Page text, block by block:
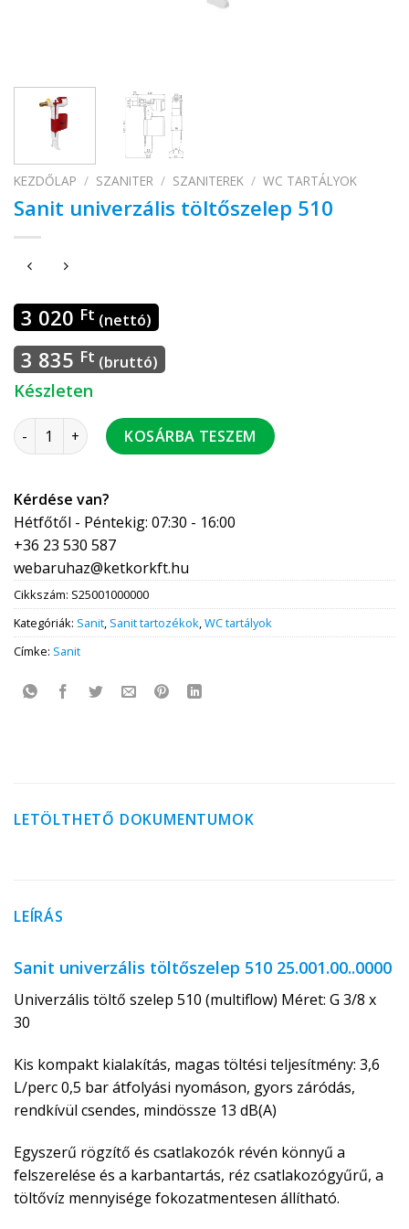
KEZDŐLAP / SZANITER / SZANITEREK / WC TARTÁLYOK
Sanit univerzális töltőszelep 510
3 020 Ft (nettó)
3 835 Ft (bruttó)
Készleten
Sanit univerzális töltőszelep 510 mennyiség
KOSÁRBA TESZEM
Kérdése van?
Hétfőtől - Péntekig: 07:30 - 16:00
+36 23 530 587
webaruhaz@ketkorkft.hu
Cikkszám: S25001000000
Kategóriák: Sanit, Sanit tartozékok,WC tartályok
Címke: Sanit
LETÖLTHETŐ DOKUMENTUMOK
LEÍRÁS
Sanit univerzális töltőszelep 510 25.001.00..0000
Univerzális töltő szelep 510 (multiflow) Méret: G 3/8 x
30
Kis kompakt kialakítás, magas töltési teljesítmény: 3,6
L/perc 0,5 bar átfolyási nyomáson, gyors záródás,
rendkívül csendes, mindössze 13 dB(A)
Egyszerű rögzítő és csatlakozók révén könnyű a
felszerelése és a karbantartás, réz csatlakozógyűrű, a
töltővíz mennyisége fokozatmentesen állítható.